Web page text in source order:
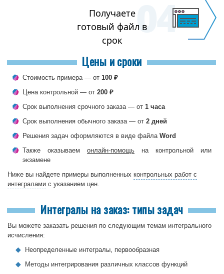
Получаете
готовый файл в
срок
Цены и сроки
Cтоимость примера — от 100 ₽
Цена контрольной — от 200 ₽
Срок выполнения срочного заказа — от 1 часа
Срок выполнения обычного заказа — от 2 дней
Решения задач оформляются в виде файла Word
Также оказываем онлайн-помощь на контрольной или
экзамене
Ниже вы найдете примеры выполненных контрольных работ с
интегралами с указанием цен.
Интегралы на заказ: типы задач
Вы можете заказать решения по следующим темам интегрального
исчисления:
Неопределенные интегралы, первообразная
Методы интегрирования различных классов функций